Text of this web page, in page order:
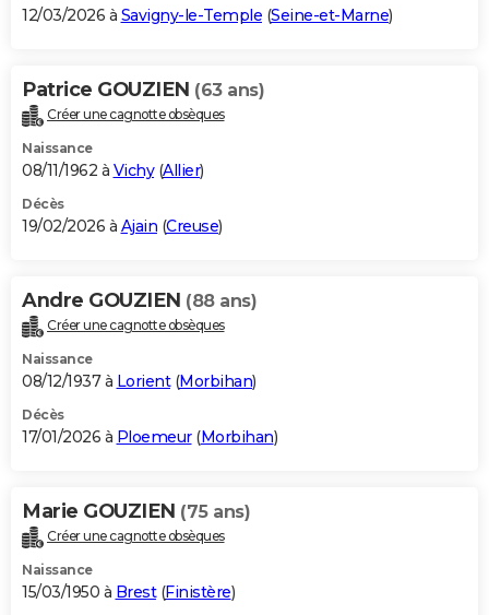
BONS PLANS
Carte de Noël
Carte Bonne année
Carte Saint-Valentin
Carte Pâques
Carte d'anniversaire
DICTIONNAIRE
Dictionnaire
Biographies
Citations
Expressions
Proverbes
PROGRAMME TV
S'inscrire
Se connecter
Lycées
Collèges
Primaires
Universités
Entreprises
Service militaire
Avis de recherche
AVIS DE DÉCÈS
Bricolage
Lifestyle
Culture
Sport
Auto
Television
Voyage
Cinema
12/03/2026 à Savigny-le-Temple (Seine-et-Marne)
Patrice GOUZIEN (63 ans)
Créer une cagnotte obsèques
Naissance
08/11/1962 à Vichy(Allier)
Décès
19/02/2026 à Ajain (Creuse)
Andre GOUZIEN (88 ans)
Créer une cagnotte obsèques
Naissance
08/12/1937 à Lorient(Morbihan)
Décès
17/01/2026 à Ploemeur(Morbihan)
Marie GOUZIEN (75 ans)
Créer une cagnotte obsèques
Naissance
15/03/1950 à Brest(Finistère)